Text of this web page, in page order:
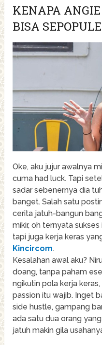
KENAPA
BISA
Oke, aku jujur awalnya
cuma had luck. Tapi
sadar sebenernya dia
banget. Salah satu
cerita jatuh-bangun
mikir, oh ternyata
tapi juga kerja keras
Kincircom.
Kesalahan awal aku?
doang, tanpa paham
ngikutin pola kerja
passion itu wajib. Inget
side hustle, gampang
ada satu dua orang
jatuh makin gila